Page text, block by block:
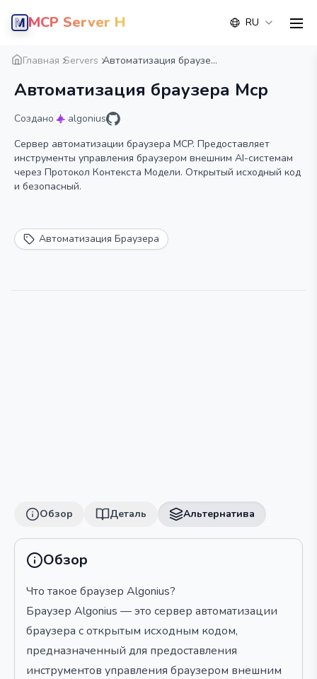
MCP Server Hub RU
Главная Servers Автоматизация браузе...
Автоматизация браузера Mcp
Создано
algonius
Сервер автоматизации браузера MCP. Предоставляет
инструменты управления браузером внешним AI-системам
через Протокол Контекста Модели. Открытый исходный код
и безопасный.
Автоматизация Браузера
Обзор Деталь Альтернатива
Обзор Деталь Альтернатива
Обзор
Что такое браузер Algonius?
Браузер Algonius — это сервер автоматизации
браузера с открытым исходным кодом,
предназначенный для предоставления
инструментов управления браузером внешним